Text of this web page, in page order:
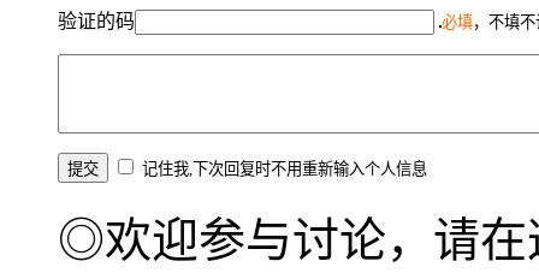
验证的码 必填，不填
记住我,下次回复时不用重新输入个人信息
◎欢迎参与讨论，请在